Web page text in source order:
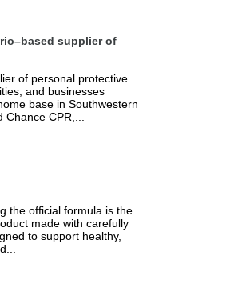
supplier of
of personal protective
and businesses
base in Southwestern
CPR,...
the official formula is the
made with carefully
to support healthy,